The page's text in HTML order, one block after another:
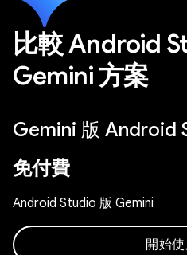
比較 Android
Gemini 方案
Gemini 版 Android
免付費
Android Studio 版 Gemini
開始